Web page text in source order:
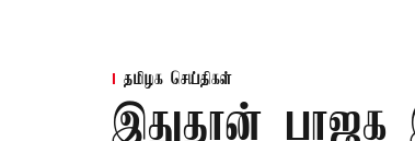
தமிழக செய்திகள்
இதுதான் பாஜக